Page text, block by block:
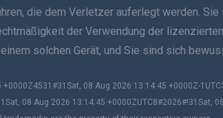
die dem Verletzer auferlegt werden.
der Verwendung der
solchen Gerät, und Sie sind sich
08 Aug 2026 13:14:45 +0000Z-
08 Aug 2026 13:14:45 +0000ZUTC8#2026#!31Sat,